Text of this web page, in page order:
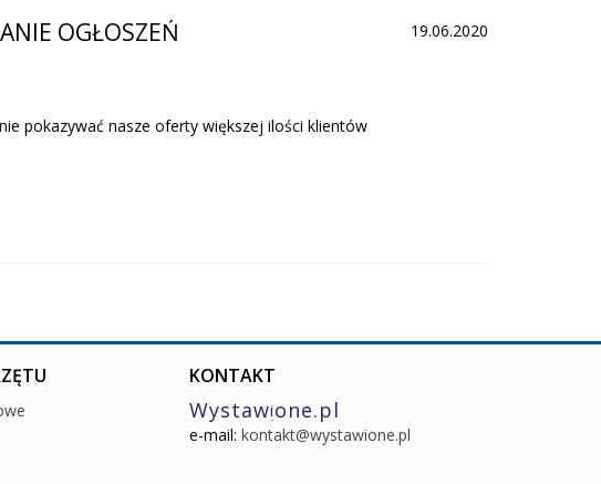
19.06.2020
OGŁOSZEŃ
pokazywać nasze oferty większej ilości klientów
KONTAKT
Wystawione.pl
e-mail: kontakt@wystawione.pl